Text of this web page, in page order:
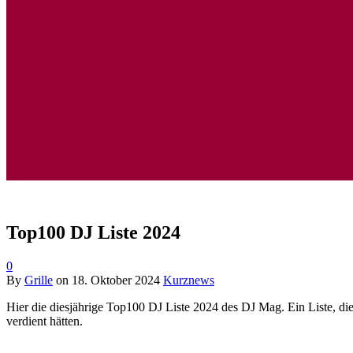
Top100 DJ Liste 2024
0
By Grille on 18. Oktober 2024 Kurznews
Hier die diesjährige Top100 DJ Liste 2024 des DJ Mag. Ein Liste,
verdient hätten.